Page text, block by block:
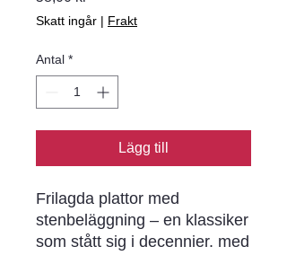
Skatt ingår | Frakt
Antal *
Lägg till
Frilagda plattor med
stenbeläggning – en klassiker
som stått sig i decennier. med